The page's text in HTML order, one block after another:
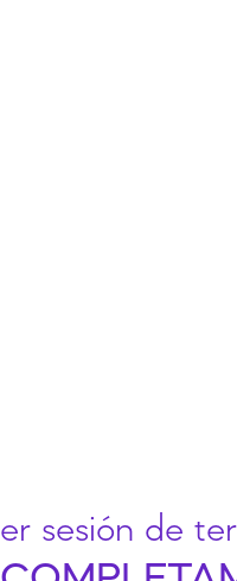
er sesión de